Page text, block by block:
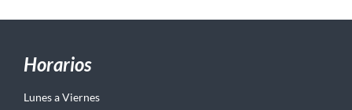
Horarios
Lunes a Viernes